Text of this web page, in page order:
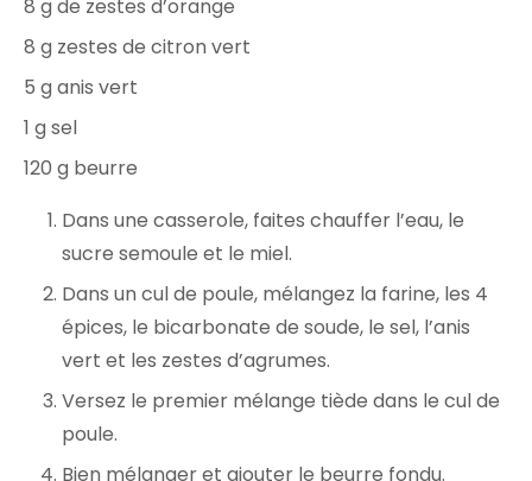
8 g de zestes d’orange
8 g zestes de citron vert
5 g anis vert
1 g sel
120 g beurre
Dans une casserole, faites chauffer l’eau, le
sucre semoule et le miel.
Dans un cul de poule, mélangez la farine, les 4
épices, le bicarbonate de soude, le sel, l’anis
vert et les zestes d’agrumes.
Versez le premier mélange tiède dans le cul de
poule.
Bien mélanger et ajouter le beurre fondu.